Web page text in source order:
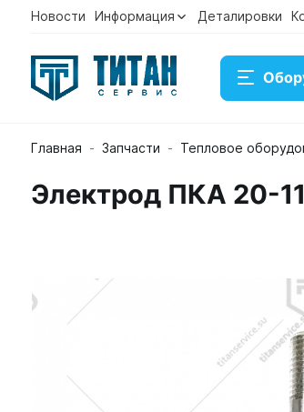
Новости Информация Деталировки
Главная Запчасти Тепловое
305 ₽
Электрод ПКА 20-